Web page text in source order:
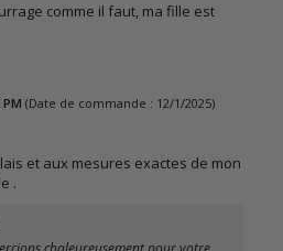
comme il faut, ma fille est
(Date de commande : 12/1/2025)
et aux mesures exactes de mon
.